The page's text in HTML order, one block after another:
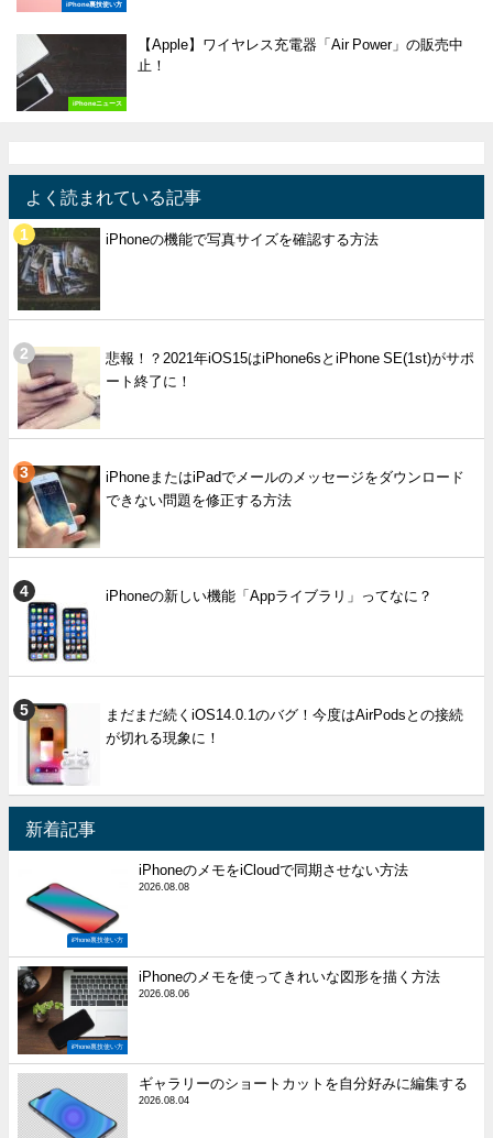
iPhone裏技使い方
iPhoneニュース
【Apple】ワイヤレス充電器「Air Power」の販売中
止！
よく読まれている記事
iPhoneの機能で写真サイズを確認する方法
悲報！？2021年iOS15はiPhone6sとiPhone SE(1st)がサポ
ート終了に！
iPhoneまたはiPadでメールのメッセージをダウンロード
できない問題を修正する方法
iPhoneの新しい機能「Appライブラリ」ってなに？
まだまだ続くiOS14.0.1のバグ！今度はAirPodsとの接続
が切れる現象に！
新着記事
iPhone裏技使い方
iPhoneのメモをiCloudで同期させない方法
2026.08.08
iPhone裏技使い方
iPhoneのメモを使ってきれいな図形を描く方法
2026.08.06
ギャラリーのショートカットを自分好みに編集する
2026.08.04